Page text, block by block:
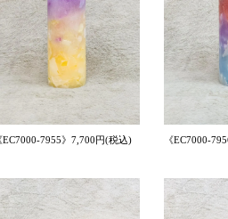
EC7000-7955》7,700円(税込) 《EC7000-